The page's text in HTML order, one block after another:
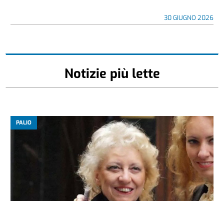
30 GIUGNO 2026
Notizie più lette
PALIO